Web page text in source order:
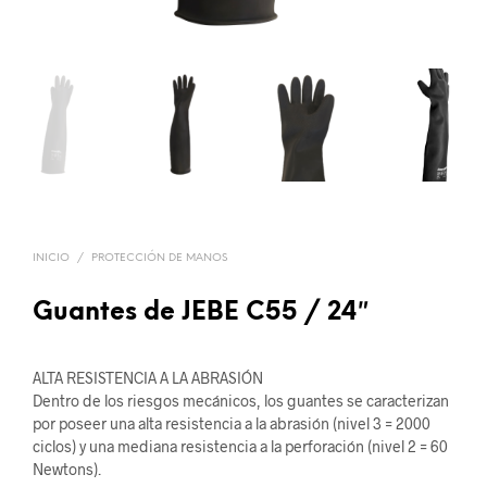
INICIO / PROTECCIÓN DE MANOS
Guantes de JEBE C55 / 24″
ALTA RESISTENCIA A LA ABRASIÓN
Dentro de los riesgos mecánicos, los guantes se caracterizan
por poseer una alta resistencia a la abrasión (nivel 3 = 2000
ciclos) y una mediana resistencia a la perforación (nivel 2 = 60
Newtons).